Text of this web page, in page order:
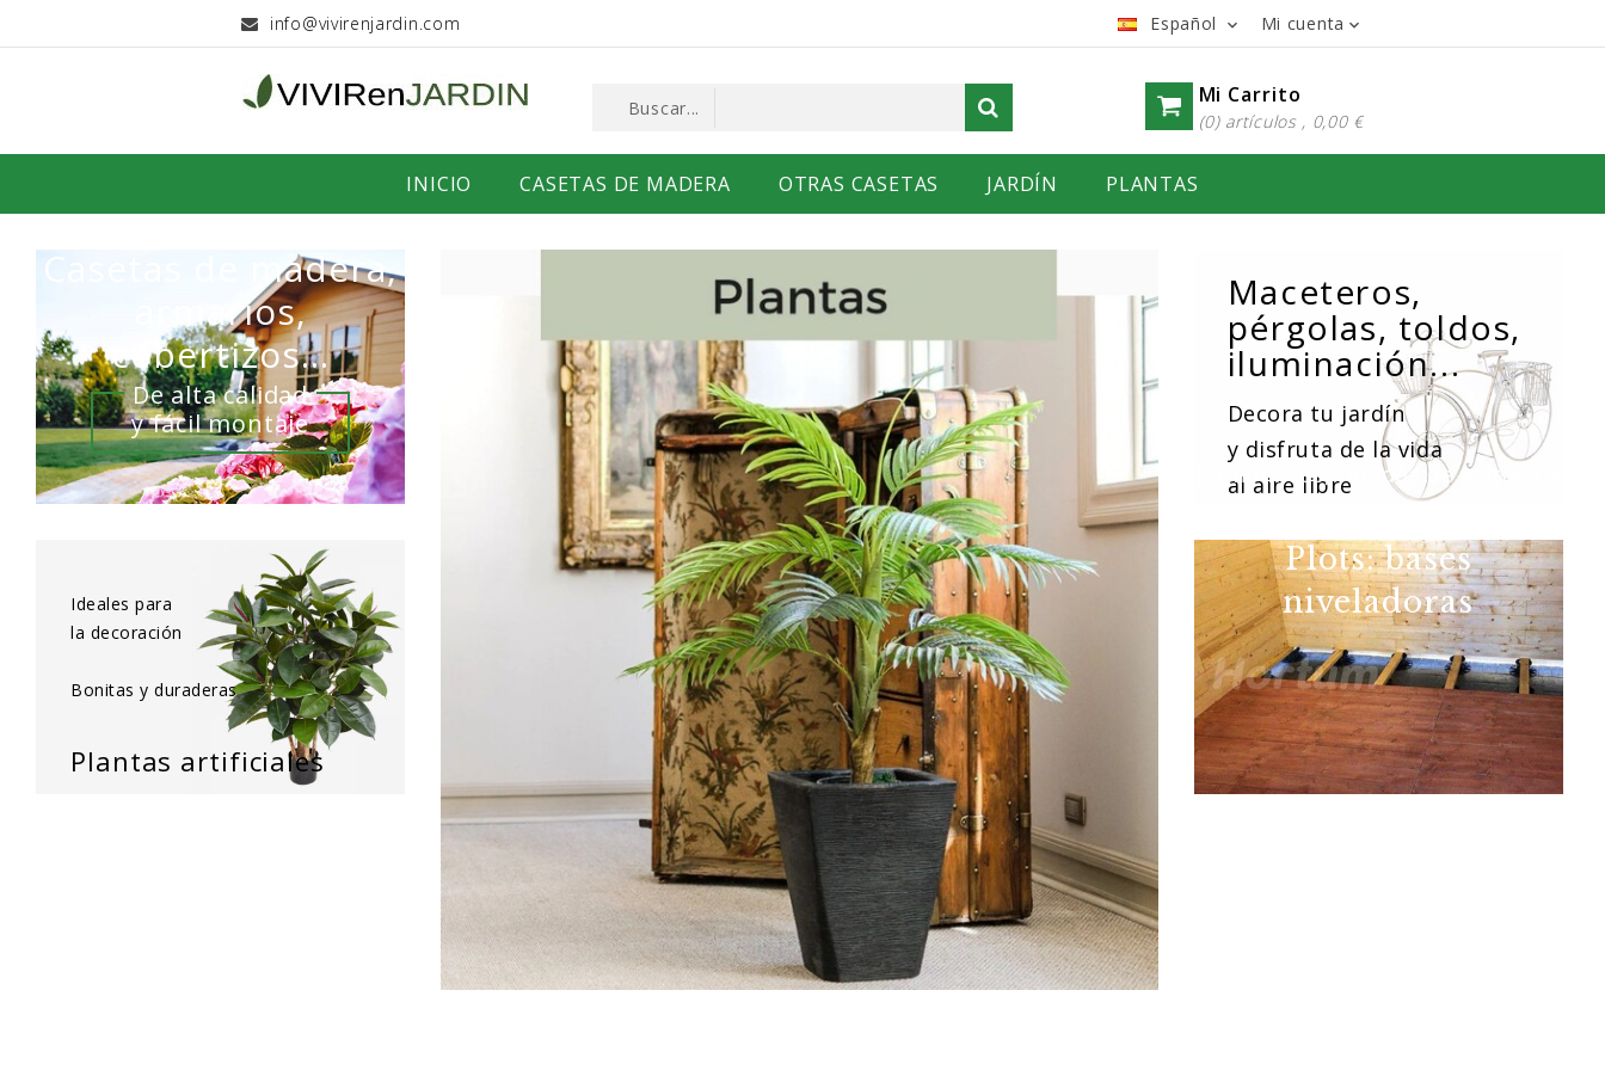
info@vivirenjardin.com Mi cuenta 
Español 
Mi Carrito
(0) artículos , 0,00 €
INICIO CASETAS DE MADERA OTRAS CASETAS JARDÍN PLANTAS
Casetas de madera,
armarios,
cobertizos...
De alta calidad
y fácil montaje
Ideales para
la decoración
Bonitas y duraderas
Plantas artificiales
Maceteros,
pérgolas, toldos,
iluminación...
Decora tu jardín
y disfruta de la vida
al aire libre
Económicos, rápidos de instalar y
Plots: bases
niveladoras